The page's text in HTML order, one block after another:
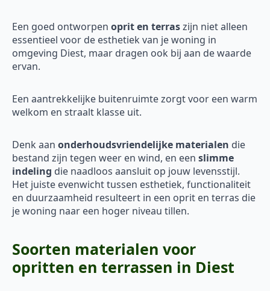
Een goed ontworpen oprit en terraszijn niet alleen
essentieel voor de esthetiek van je woning in
omgeving Diest, maar dragen ook bij aan de waarde
ervan.
Een aantrekkelijke buitenruimte zorgt voor een warm
welkom en straalt klasse uit.
Denk aan onderhoudsvriendelijke materialen die
bestand zijn tegen weer en wind, en een slimme
indeling die naadloos aansluit op jouw levensstijl.
Het juiste evenwicht tussen esthetiek, functionaliteit
en duurzaamheid resulteert in een oprit en terras die
je woning naar een hoger niveau tillen.
Soorten materialen voor
opritten en terrassen in Diest